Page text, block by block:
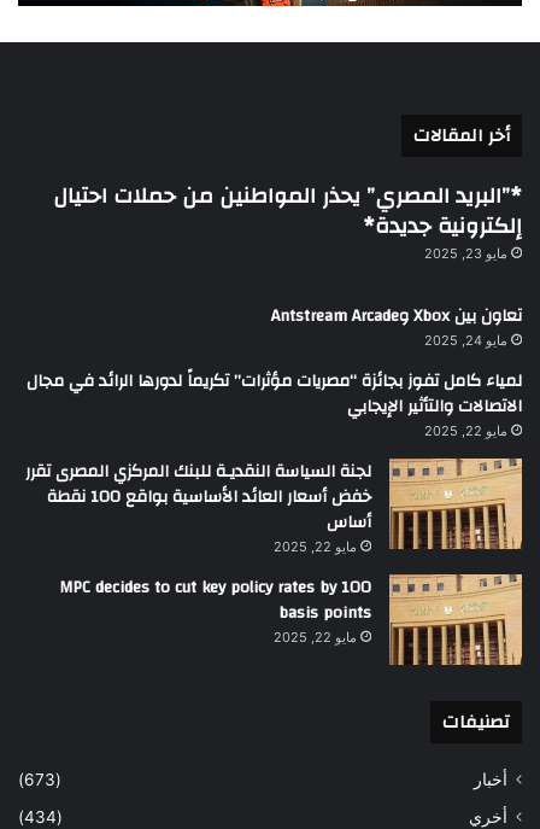
أخر المقالات
*”البريد المصري” يحذر المواطنين من حملات احتيال
إلكترونية جديدة*
مايو 23, 2025
تعاون بين Xbox وAntstream Arcade
مايو 24, 2025
لمياء كامل تفوز بجائزة “مصريات مؤثرات” تكريماً لدورها الرائد في مجال
الاتصالات والتأثير الإيجابي
مايو 22, 2025
لجنة السياسة النقديـة للبنك المركزي المصرى تقرر
خفض أسعار العائد الأساسية بواقع 100 نقطة
أساس
مايو 22, 2025
MPC decides to cut key policy rates by 100
basis points
مايو 22, 2025
تصنيفات
أخبار
(673)
أخري
(434)